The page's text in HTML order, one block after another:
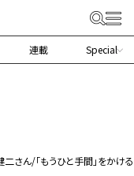
連載 Special
健二さん/「もうひと手間」をか